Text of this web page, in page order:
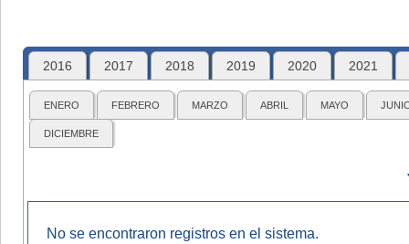
2016 2017 2018 2019 2020 2021
ENERO FEBRERO MARZO ABRIL MAYO
DICIEMBRE
No se encontraron registros en el sistema.